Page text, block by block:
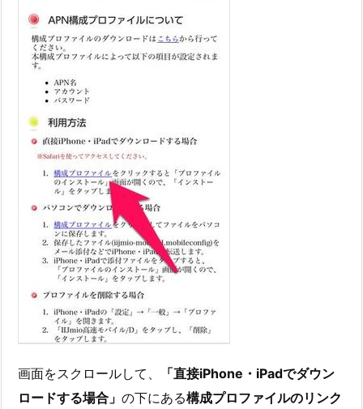
画面をスクロールして、
「直接iPhone・iPadでダウン
ロードする場合」 の下にある構成プロファイルのリンク